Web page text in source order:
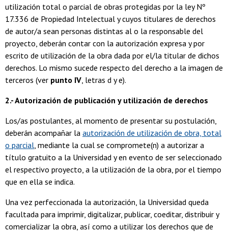
utilización total o parcial de obras protegidas por la ley Nº
17.336 de Propiedad Intelectual y cuyos titulares de derechos
de autor/a sean personas distintas al o la responsable del
proyecto, deberán contar con la autorización expresa y por
escrito de utilización de la obra dada por el/la titular de dichos
derechos. Lo mismo sucede respecto del derecho a la imagen de
terceros (ver punto IV , letras d y e).
2.- Autorización de publicación y utilización de derechos
Los/as postulantes, al momento de presentar su postulación,
deberán acompañar la autorización de utilización de obra, total
o parcial , mediante la cual se compromete(n) a autorizar a
título gratuito a la Universidad y en evento de ser seleccionado
el respectivo proyecto, a la utilización de la obra, por el tiempo
que en ella se indica.
Una vez perfeccionada la autorización, la Universidad queda
facultada para imprimir, digitalizar, publicar, coeditar, distribuir y
comercializar la obra, así como a utilizar los derechos que de